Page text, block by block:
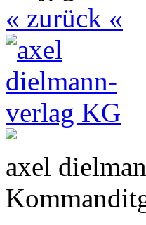
« zurück «
axel